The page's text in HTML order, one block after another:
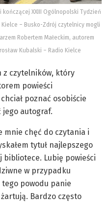
XXIII Ogólnopolski Tydzień
– Busko-Zdrój czytelnicy mogli
Robertem Małeckim, autorem
Kubalski – Radio Kielce
z czytelników, który
powieści
poznać osobiście
jego autograf.
mnie chęć do czytania i
tytuł najlepszego
bibliotece. Lubię powieści
w przypadku
tego powodu panie
Bardzo często